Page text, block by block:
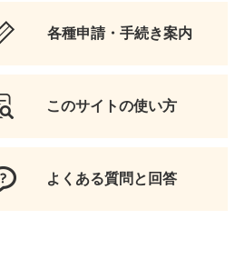
各種申請・手続き案内
このサイトの使い方
よくある質問と回答